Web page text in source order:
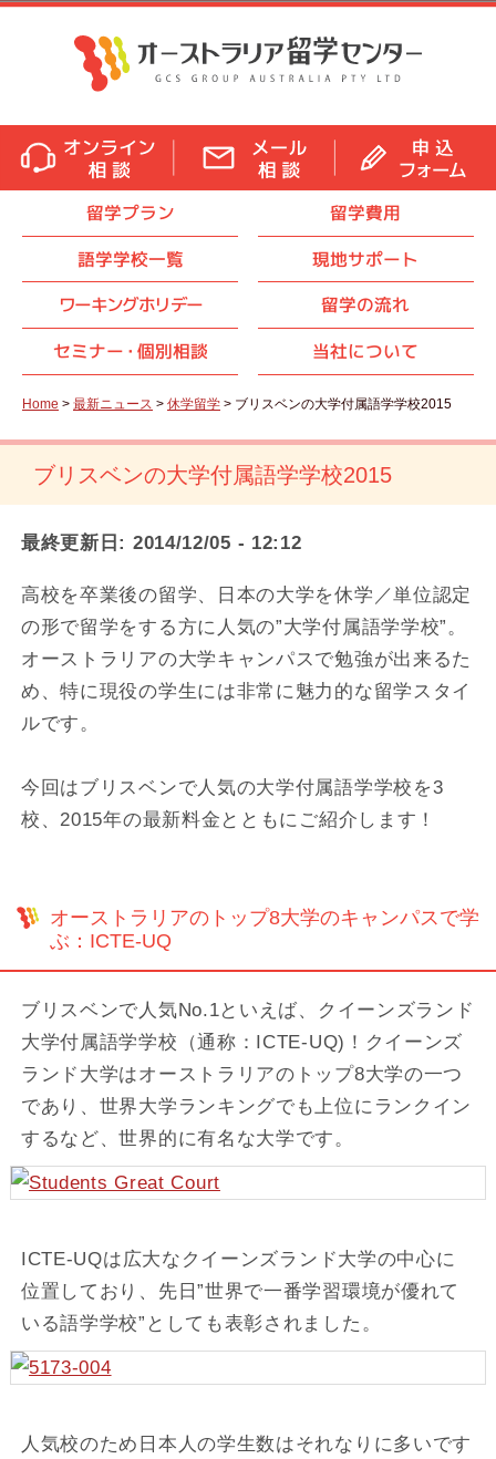
留学プラン
留学費用
語学学校一覧
現地サポート
ワーキングホリデー
留学の流れ
セミナー・ 個別相談 当社について
Home > 最新ニュース > 休学留学 > ブリスベンの大学付属語学学校2015
ブリスベンの大学付属語学学校2015
最終更新日: 2014/12/05 - 12:12
高校を卒業後の留学、日本の大学を休学／単位認定
の形で留学をする方に人気の”大学付属語学学校”。
オーストラリアの大学キャンパスで勉強が出来るた
め、特に現役の学生には非常に魅力的な留学スタイ
ルです。
今回はブリスベンで人気の大学付属語学学校を3
校、2015年の最新料金とともにご紹介します！
オーストラリアのトップ8大学のキャンパスで学
ぶ：ICTE-UQ
ブリスベンで人気No.1といえば、クイーンズランド
大学付属語学学校（通称：ICTE-UQ)！クイーンズ
ランド大学はオーストラリアのトップ8大学の一つ
であり、世界大学ランキングでも上位にランクイン
するなど、世界的に有名な大学です。
ICTE-UQは広大なクイーンズランド大学の中心に
位置しており、先日”世界で一番学習環境が優れて
いる語学学校”としても表彰されました。
人気校のため日本人の学生数はそれなりに多いです